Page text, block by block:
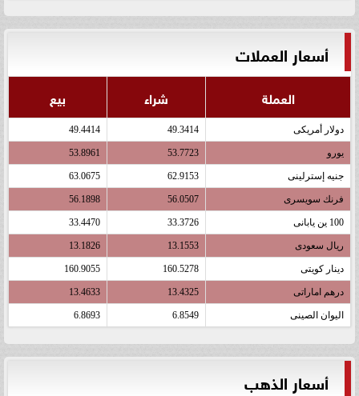
أسعار العملات
العملة شراء بيع
دولار أمريكى 49.3414
49.4414
يورو 53.7723
53.8961
جنيه إسترلينى 62.9153
63.0675
فرنك سويسرى 56.0507
56.1898
100 ين يابانى 33.3726
33.4470
ريال سعودى 13.1553
13.1826
دينار كويتى 160.5278
160.9055
درهم اماراتى 13.4325
13.4633
اليوان الصينى 6.8549
6.8693
أسعار الذهب